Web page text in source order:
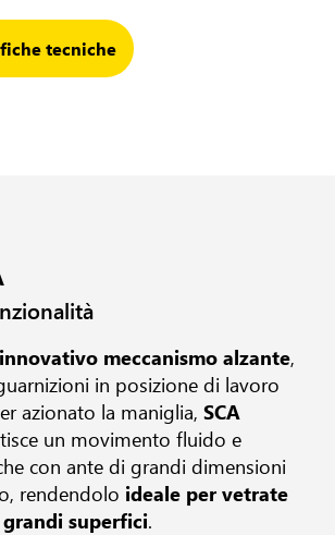
tecniche
innovativo meccanismo alzante,
in posizione di lavoro
azionato la maniglia, SCA
un movimento fluido e
con ante di grandi dimensioni
rendendolo ideale per vetrate
superfici.